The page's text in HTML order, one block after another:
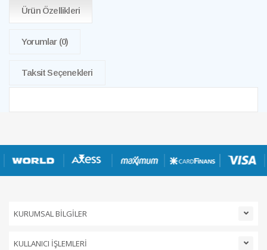
Ürün Özellikleri
Yorumlar (0)
Taksit Seçenekleri
KURUMSAL BİLGİLER
KULLANICI İŞLEMLERİ